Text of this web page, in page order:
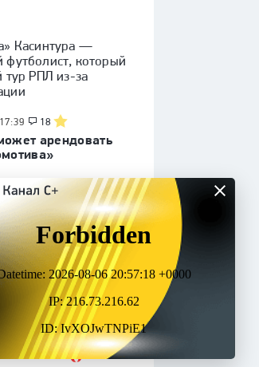
Касинтура —
футболист, который
тур РПЛ из-за
18
арендовать
станет
если
в неделю
моих голов»
Оливейра
Мостовой
игрового
15:08 105